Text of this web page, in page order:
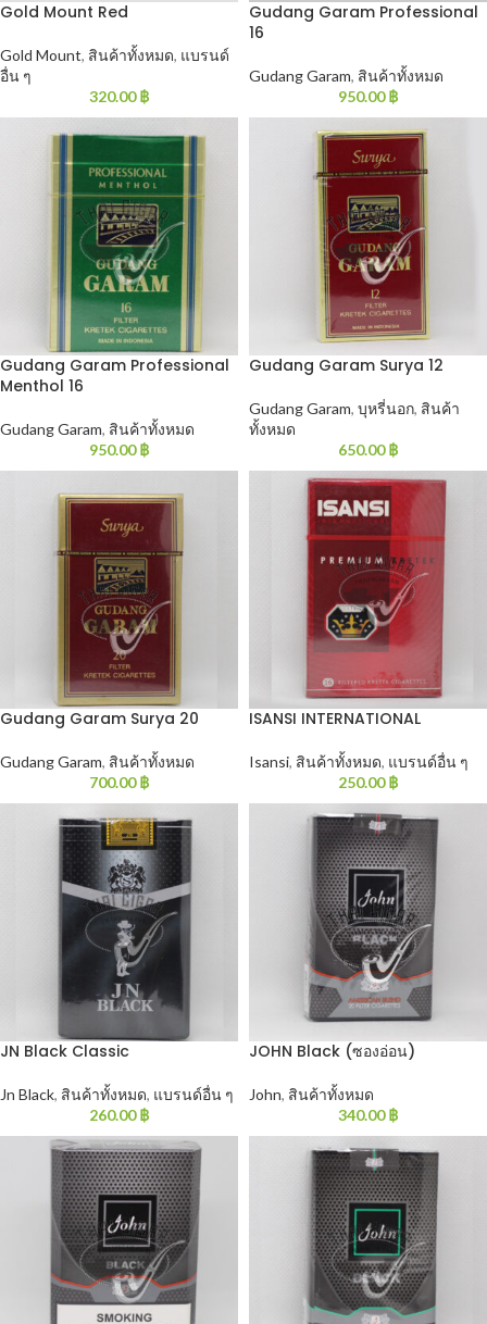
Gold Mount Red
Gold Mount, สินค้าทั้งหมด, แบรนด์
อื่น ๆ
320.00฿
Gudang Garam Professional
16
Gudang Garam, สินค้าทั้งหมด
950.00฿
Gudang Garam Professional
Menthol 16
Gudang Garam, สินค้าทั้งหมด
950.00฿
Gudang Garam Surya 12
Gudang Garam, บุหรี่นอก, สินค้า
ทั้งหมด
650.00฿
Gudang Garam Surya 20
Gudang Garam, สินค้าทั้งหมด
700.00฿
ISANSI INTERNATIONAL
Isansi, สินค้าทั้งหมด, แบรนด์อื่น ๆ
250.00฿
JN Black Classic
Jn Black, สินค้าทั้งหมด, แบรนด์อื่น ๆ
260.00฿
JOHN Black (ซองอ่อน)
John, สินค้าทั้งหมด
340.00฿